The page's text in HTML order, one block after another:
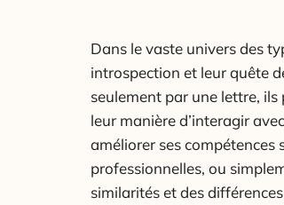
Dans le vaste univers des
introspection et leur quête
seulement par une lettre,
leur manière d’interagir
améliorer ses compétences
professionnelles, ou
similarités et des